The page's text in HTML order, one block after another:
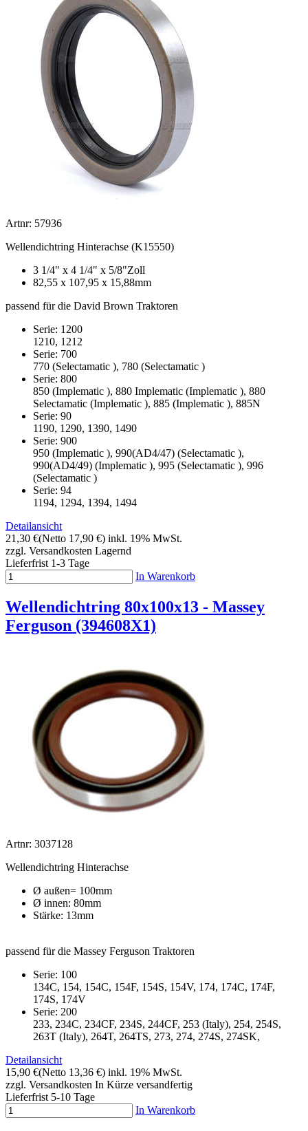
Artnr: 57936
Wellendichtring Hinterachse (K15550)
3 1/4" x 4 1/4" x 5/8"Zoll
82,55 x 107,95 x 15,88mm
passend für die David Brown Traktoren
Serie: 1200
1210, 1212
Serie: 700
770 (Selectamatic ), 780 (Selectamatic )
Serie: 800
850 (Implematic ), 880 Implematic (Implematic ), 880
Selectamatic (Implematic ), 885 (Implematic ), 885N
Serie: 90
1190, 1290, 1390, 1490
Serie: 900
950 (Implematic ), 990(AD4/47) (Selectamatic ),
990(AD4/49) (Implematic ), 995 (Selectamatic ), 996
(Selectamatic )
Serie: 94
1194, 1294, 1394, 1494
Detailansicht
21,30 €(Netto 17,90 €) inkl. 19% MwSt.
zzgl. Versandkosten Lagernd
Lieferfrist 1-3 Tage
In Warenkorb
Wellendichtring 80x100x13 - Massey
Ferguson (394608X1)
Artnr: 3037128
Wellendichtring Hinterachse
Ø außen= 100mm
Ø innen: 80mm
Stärke: 13mm
passend für die Massey Ferguson Traktoren
Serie: 100
134C, 154, 154C, 154F, 154S, 154V, 174, 174C, 174F,
174S, 174V
Serie: 200
233, 234C, 234CF, 234S, 244CF, 253 (Italy), 254, 254S,
263T (Italy), 264T, 264TS, 273, 274, 274S, 274SK,
Detailansicht
15,90 €(Netto 13,36 €) inkl. 19% MwSt.
zzgl. Versandkosten In Kürze versandfertig
Lieferfrist 5-10 Tage
In Warenkorb